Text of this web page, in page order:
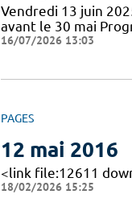
Vendredi 13 juin
avant le 30 mai
16/07/2026 13:03
PAGES
12 mai 2016
<link file:12611
18/02/2026 15:25